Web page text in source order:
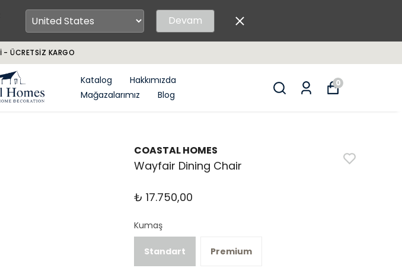
Devam
Katalog
Hakkımızda
Mağazalarımız
Blog
0
COASTAL HOMES
Wayfair Dining Chair
₺ 17.750,00
Kumaş
Standart Premium